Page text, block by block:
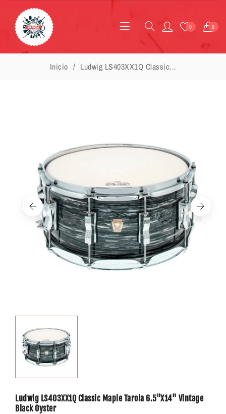
0 0
Inicio Ludwig LS403XX1Q Classic...
Ludwig LS403XX1Q Classic Maple Tarola 6.5"X14" Vintage
Black Oyster